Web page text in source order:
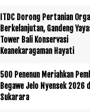
ITDC Dorong Pertanian
Berkelanjutan, Gandeng
Tower Bali Konservasi
Keanekaragaman Hayati
500 Penenun Meriahkan
Begawe Jelo Nyensek 2026
Sukarara